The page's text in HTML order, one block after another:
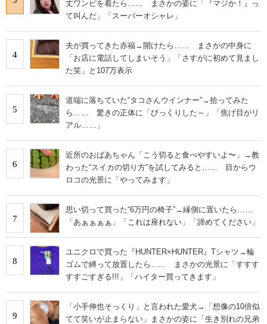
丈ワンピを着たら…… まさかの姿に「『マジか！』っ
て叫んだ」「スーパーオシャレ」
4
夫が買ってきた赤福→開けたら…… まさかの中身に
「お店に電話してしまいそう」「さすがに初めて見まし
た笑」と107万表示
5
道端に落ちていた“タコさんウインナー”→拾ってみた
ら…… 驚きの正体に「びっくりした～」「焦げ目がリ
アル……」
6
近所のおばあちゃん「こう切ると食べやすいよ〜」→教
わった“スイカの切り方”を試してみると…… 目からウ
ロコの光景に「やってみます」
7
思い切って買った“6万円の椅子”→縁側に置いたら……
「あぁぁぁぁ」「これは座れない」「諦めてください」
8
ユニクロで買った『HUNTER×HUNTER』Tシャツ→輪
ゴムで縛って放置したら…… まさかの光景に「すすす
すすごすぎる!!!」「ハイター買ってきます」
9
「小手伸也そっくり」と言われた愛犬→「想像の10倍似
てて笑いが止まらない」まさかの姿に「生き別れの兄弟